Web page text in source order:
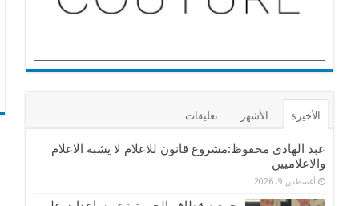
الأخيرة الأشهر تعليقات
عبد الهادي محفوظ:مشروع قانون للاعلام لا يشبه الاعلام
والاعلاميين
أغسطس 9, 2026